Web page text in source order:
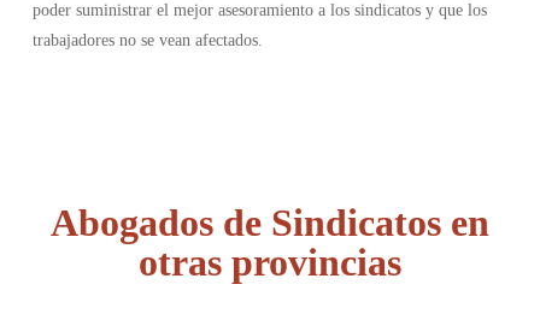
poder suministrar el mejor asesoramiento a los sindicatos y que los
trabajadores no se vean afectados.
Abogados de Sindicatos en
otras provincias